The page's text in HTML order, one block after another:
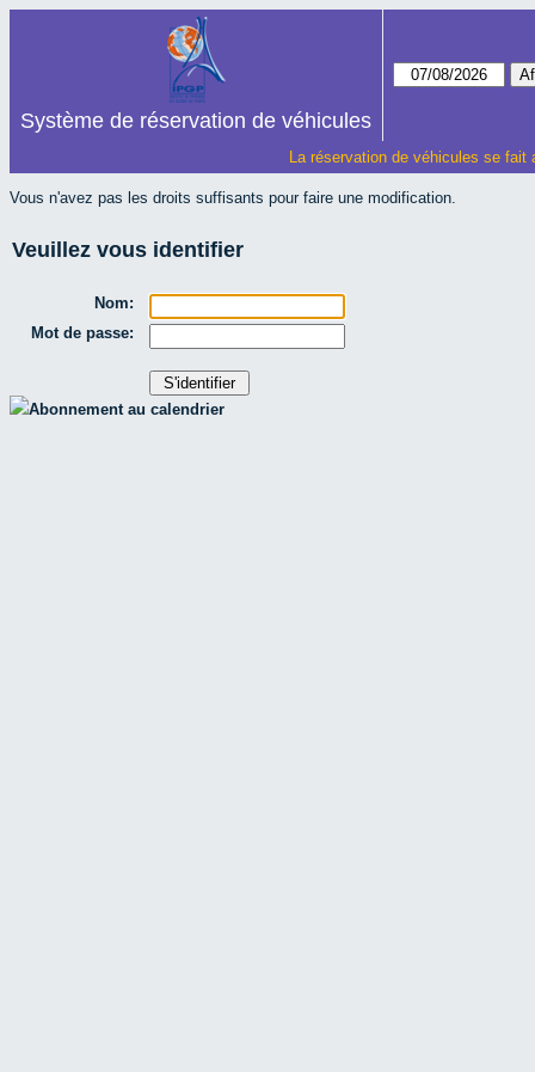
Système de réservation de véhicules
La réservation de véhicules se
Vous n'avez pas les droits suffisants pour faire une modification.
Veuillez vous identifier
Nom:
Mot de passe:
Abonnement au calendrier